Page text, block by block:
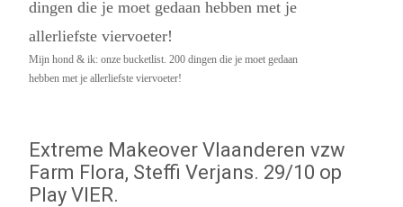
Mijn hond & ik: onze bucketlist. 200 dingen die je moet gedaan
hebben met je allerliefste viervoeter!
Extreme Makeover Vlaanderen vzw
Farm Flora, Steffi Verjans. 29/10 op
Play VIER.